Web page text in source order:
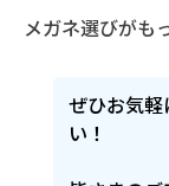
メガネ選びがも
ぜひお気軽
い！